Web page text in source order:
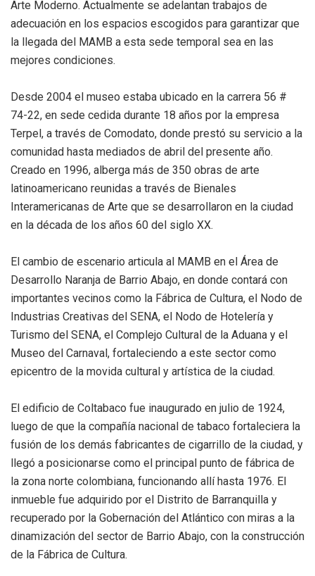
Arte Moderno. Actualmente se adelantan trabajos de
adecuación en los espacios escogidos para garantizar que
la llegada del MAMB a esta sede temporal sea en las
mejores condiciones.
Desde 2004 el museo estaba ubicado en la carrera 56 #
74-22, en sede cedida durante 18 años por la empresa
Terpel, a través de Comodato, donde prestó su servicio a la
comunidad hasta mediados de abril del presente año.
Creado en 1996, alberga más de 350 obras de arte
latinoamericano reunidas a través de Bienales
Interamericanas de Arte que se desarrollaron en la ciudad
en la década de los años 60 del siglo XX.
El cambio de escenario articula al MAMB en el Área de
Desarrollo Naranja de Barrio Abajo, en donde contará con
importantes vecinos como la Fábrica de Cultura, el Nodo de
Industrias Creativas del SENA, el Nodo de Hotelería y
Turismo del SENA, el Complejo Cultural de la Aduana y el
Museo del Carnaval, fortaleciendo a este sector como
epicentro de la movida cultural y artística de la ciudad.
El edificio de Coltabaco fue inaugurado en julio de 1924,
luego de que la compañía nacional de tabaco fortaleciera la
fusión de los demás fabricantes de cigarrillo de la ciudad, y
llegó a posicionarse como el principal punto de fábrica de
la zona norte colombiana, funcionando allí hasta 1976. El
inmueble fue adquirido por el Distrito de Barranquilla y
recuperado por la Gobernación del Atlántico con miras a la
dinamización del sector de Barrio Abajo, con la construcción
de la Fábrica de Cultura.